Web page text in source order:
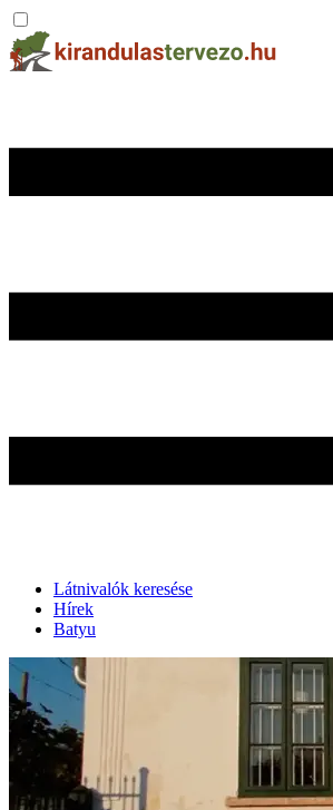
Látnivalók keresése
Hírek
Batyu